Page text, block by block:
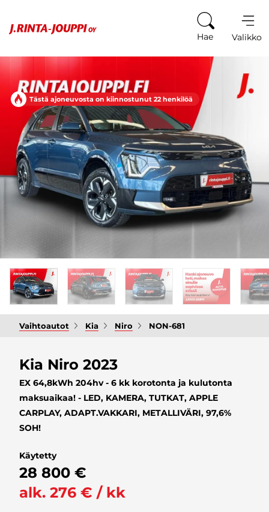
Hae Valikko
Tästä ajoneuvosta on kiinnostunut 22 henkilöä
Vaihtoautot Kia Niro NON-681
Kia Niro 2023
EX 64,8kWh 204hv - 6 kk korotonta ja kulutonta
maksuaikaa! - LED, KAMERA, TUTKAT, APPLE
CARPLAY, ADAPT.VAKKARI, METALLIVÄRI, 97,6%
SOH!
Käytetty
28 800 €
alk. 276 € / kk